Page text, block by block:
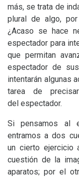
más, se trata de
plural de algo,
¿Acaso se hace
espectador para
que permitan
espectador de
intentarán algunas
tarea de
del espectador.
Si pensamos al
entramos a dos
un cierto ejercicio
cuestión de la
aparatos; por el